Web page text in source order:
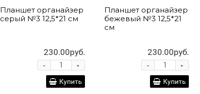
Планшет органайзер
серый №3 12,5*21 см
230.00руб.
+
-
Купить
Планшет органайзер
бежевый №3 12,5*21
см
230.00руб.
+
-
Купить